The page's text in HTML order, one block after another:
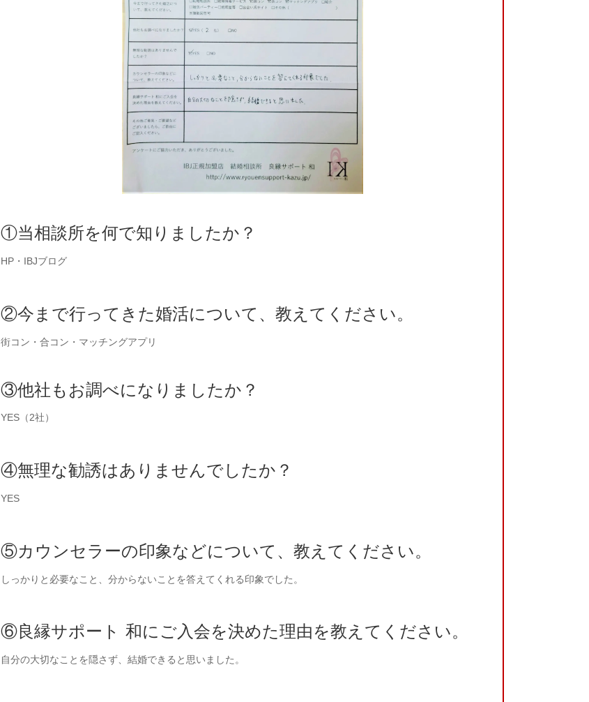
①当相談所を何で知りましたか？
HP・IBJブログ
②今まで行ってきた婚活について、教えてください。
街コン・合コン・マッチングアプリ
③他社もお調べになりましたか？
YES（2社）
④無理な勧誘はありませんでしたか？
YES
⑤カウンセラーの印象などについて、教えてください。
しっかりと必要なこと、分からないことを答えてくれる印象でした。
⑥良縁サポート 和にご入会を決めた理由を教えてください。
自分の大切なことを隠さず、結婚できると思いました。